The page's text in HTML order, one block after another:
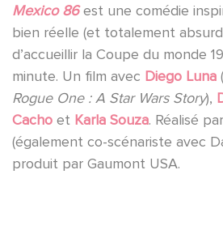
Mexico 86est une comédie
bien réelle (et totalement
d’accueillir la Coupe du monde
minute. Un film avec Diego Luna (
Rogue One : A Star Wars Story),
Cacho et Karla Souza. Réalisé par
(également co-scénariste avec
produit par Gaumont USA.